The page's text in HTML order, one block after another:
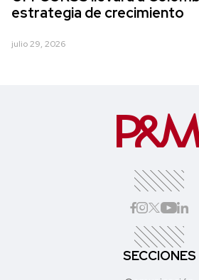
estrategia de crecimiento
julio 29, 2026
SECCIONES